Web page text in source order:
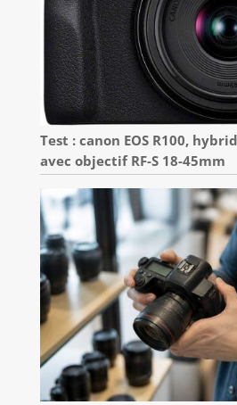
Test : canon EOS R100,
avec objectif RF-S 18-45mm